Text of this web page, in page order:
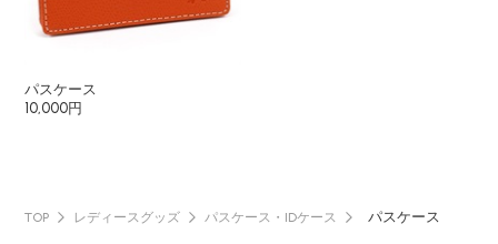
パスケース
10,000円
TOP レディースグッズ パスケース・IDケース パスケース